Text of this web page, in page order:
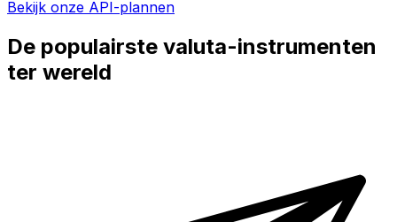
Bekijk onze API-plannen
De populairste valuta-instrumenten
ter wereld